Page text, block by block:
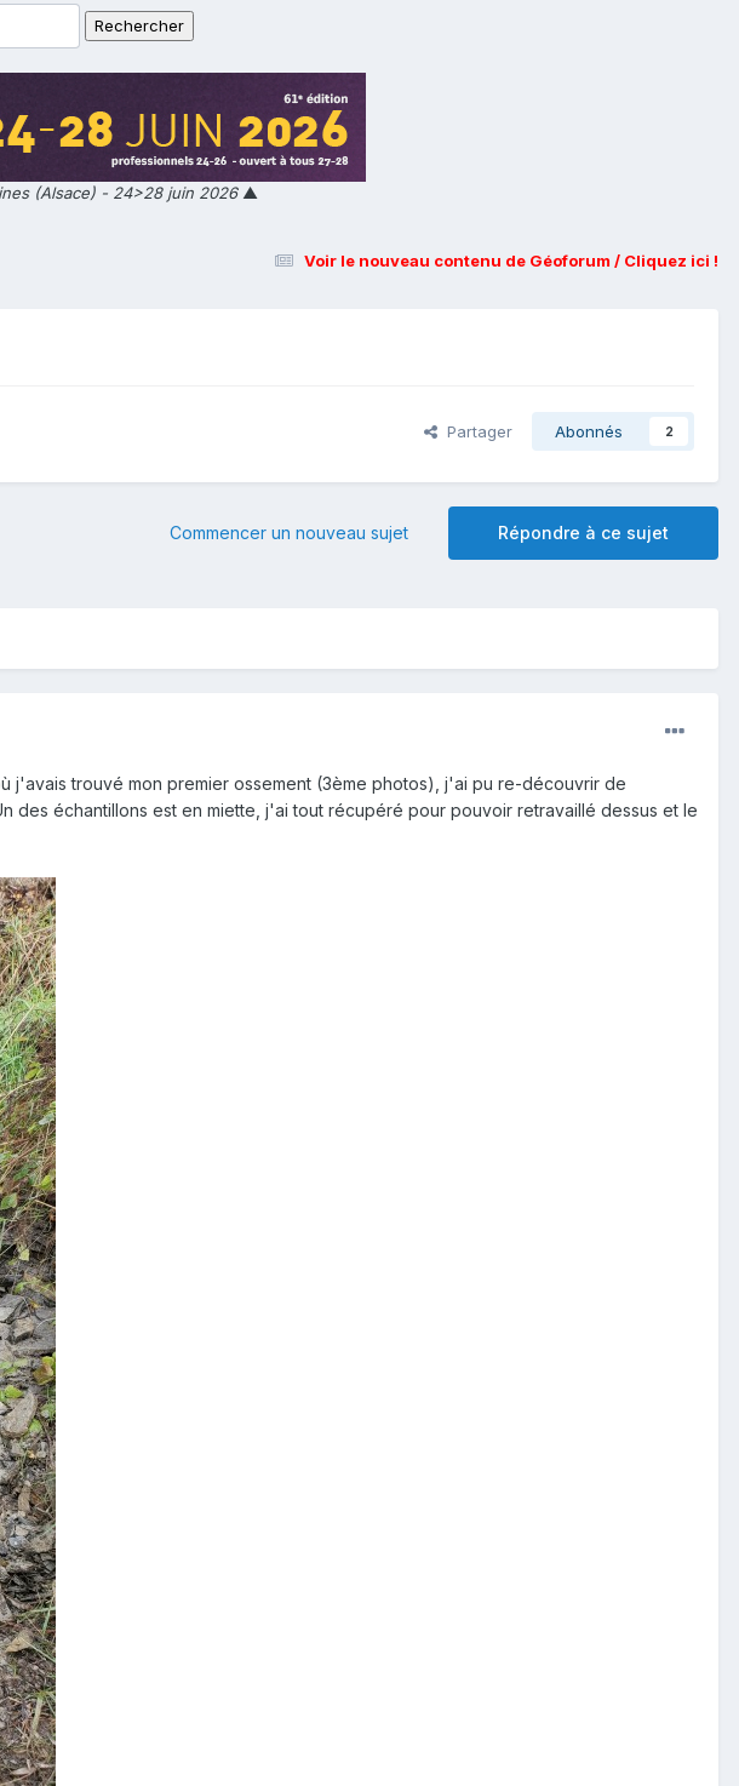
(Alsace) - 24>28 juin 2026▲
Voir le nouveau contenu de Géoforum / Cliquez ici !
Partager Abonnés 2
Répondre à ce sujet
Commencer un nouveau sujet
j'avais trouvé mon premier ossement (3ème photos), j'ai pu re-découvrir de
des échantillons est en miette, j'ai tout récupéré pour pouvoir retravaillé dessus et le